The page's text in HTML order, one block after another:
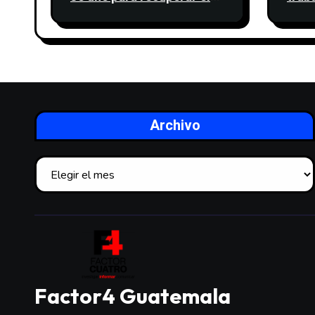
cinco nacimientos de
agua
Archivo
Factor4 Guatemala